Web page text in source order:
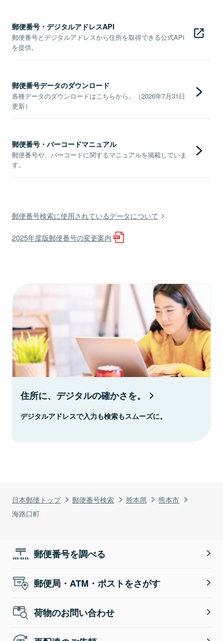
日本郵便トップ 郵便番号検索 熊本県
熊本市
海路口町
郵便番号・デジタルアドレスAPI
郵便番号とデジタルアドレスから住所を取得できる公式API
を提供。
郵便番号データのダウンロード
各種データのダウンロードはこちらから。（2026年7月31日
更新）
郵便番号・バーコードマニュアル
郵便番号や、バーコードに関するマニュアルを掲載していま
す。
郵便番号検索に使用されているデータについて
2025年度版郵便番号の変更案内
住所に、デジタルの確かさを。
デジタルアドレスで入力も検索もスムーズに。
郵便番号を調べる
郵便局・ATM・ポストをさがす
荷物のお問い合わせ